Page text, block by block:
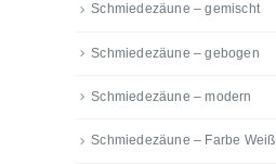
Schmiedezäune – gemischt
Schmiedezäune – gebogen
Schmiedezäune – modern
Schmiedezäune – Farbe Weiß